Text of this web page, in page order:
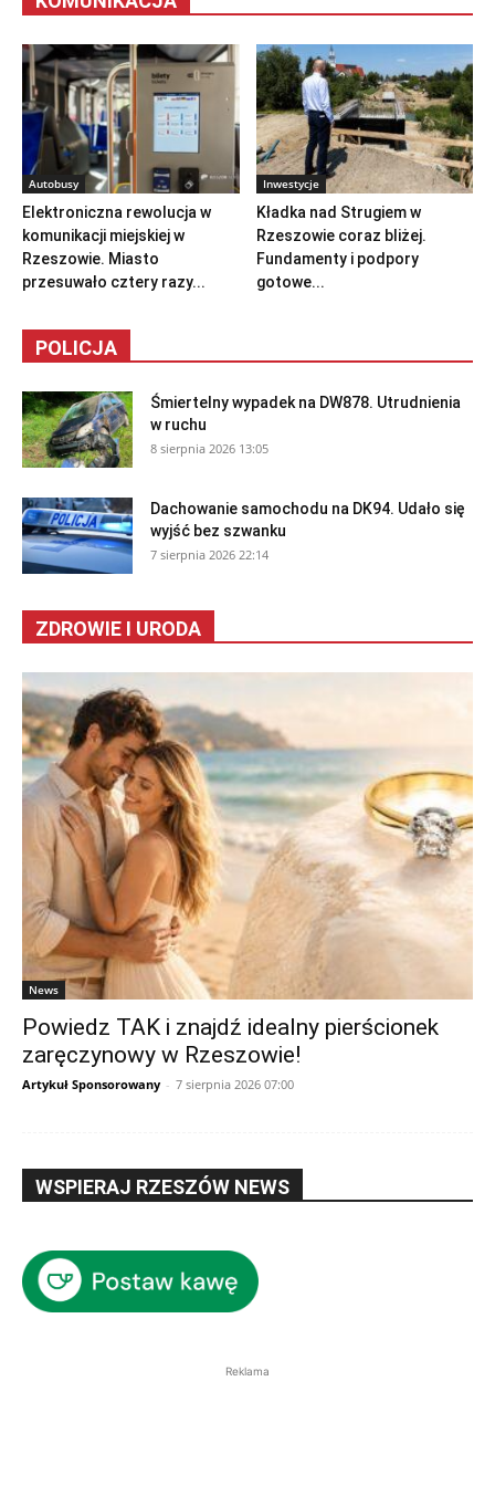
Autobusy
Elektroniczna rewolucja w
komunikacji miejskiej w
Rzeszowie. Miasto
przesuwało cztery razy...
Inwestycje
Kładka nad Strugiem w
Rzeszowie coraz bliżej.
Fundamenty i podpory
gotowe...
POLICJA
Śmiertelny wypadek na DW878. Utrudnienia
w ruchu
8 sierpnia 2026 13:05
Dachowanie samochodu na DK94. Udało się
wyjść bez szwanku
7 sierpnia 2026 22:14
ZDROWIE I URODA
News
Powiedz TAK i znajdź idealny pierścionek
zaręczynowy w Rzeszowie!
Artykuł Sponsorowany - 7 sierpnia 2026 07:00
WSPIERAJ RZESZÓW NEWS
Reklama